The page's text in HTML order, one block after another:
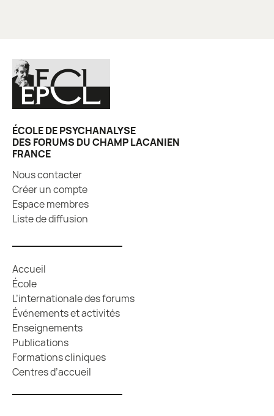
ÉCOLE DE PSYCHANALYSE
DES FORUMS DU CHAMP LACANIEN
FRANCE
Nous contacter
Créer un compte
Espace membres
Liste de diffusion
Accueil
École
L’internationale des forums
Événements et activités
Enseignements
Publications
Formations cliniques
Centres d’accueil